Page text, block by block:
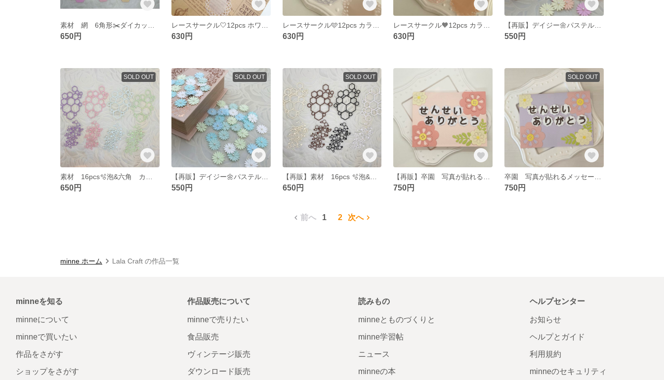
650円 630円 630円 630円 550円
SOLD OUT
650円
SOLD OUT
【再販】デイジー🌼パステルカラーB クラフトパンチ ダイカット
550円
SOLD OUT
【再販】素材 16pcs 🫧泡&六角 カラーA
650円 750円
SOLD OUT
750円
前へ 1 2 次へ
minne ホーム Lala Craft の作品一覧
minneを知る
minneについて
minneで買いたい
作品をさがす
ショップをさがす
作品販売について
minneで売りたい
食品販売
ヴィンテージ販売
ダウンロード販売
読みもの
minneとものづくりと
minne学習帖
ニュース
minneの本
ヘルプセンター
お知らせ
ヘルプとガイド
利用規約
minneのセキュリティ